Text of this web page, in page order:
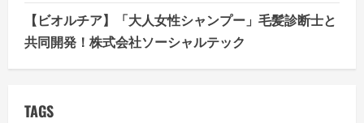
【ビオルチア】「大人女性シャンプー」毛髪診断士と
共同開発！株式会社ソーシャルテック
TAGS